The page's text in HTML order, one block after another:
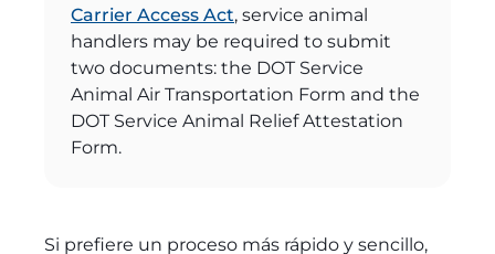
Carrier Access Act, service animal
handlers may be required to submit
two documents: the DOT Service
Animal Air Transportation Form and the
DOT Service Animal Relief Attestation
Form.
Si prefiere un proceso más rápido y sencillo,